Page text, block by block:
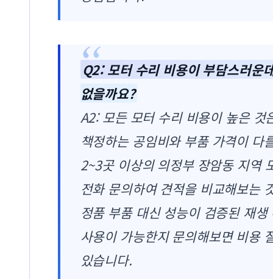
Q2: 모터 수리 비용이 부담스러운
없을까요?
A2: 모든 모터 수리 비용이 높은 것
책정하는 공임비와 부품 가격이 다
2~3곳 이상의 의정부 장암동 지역
전화 문의하여 견적을 비교해보는
정품 부품 대신 성능이 검증된 재
사용이 가능한지 문의해보면 비용
있습니다.